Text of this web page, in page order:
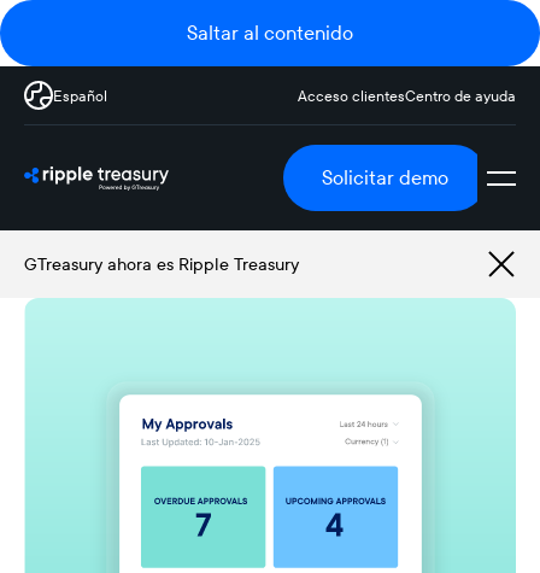
Saltar al contenido
Español Acceso clientesCentro de ayuda
Solicitar demo
GTreasury ahora es Ripple Treasury